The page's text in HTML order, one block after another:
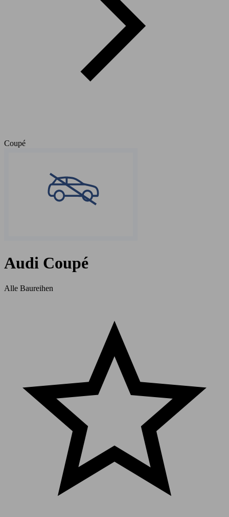
Coupé
Audi Coupé
Alle Baureihen